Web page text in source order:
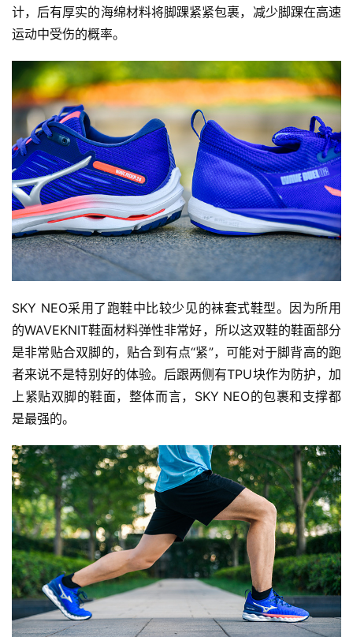
计，后有厚实的海绵材料将脚踝紧紧包裹，减少脚踝在高速
运动中受伤的概率。
SKY NEO采用了跑鞋中比较少见的袜套式鞋型。因为所用
的WAVEKNIT鞋面材料弹性非常好，所以这双鞋的鞋面部分
是非常贴合双脚的，贴合到有点“紧”，可能对于脚背高的跑
者来说不是特别好的体验。后跟两侧有TPU块作为防护，加
上紧贴双脚的鞋面，整体而言，SKY NEO的包裹和支撑都
是最强的。